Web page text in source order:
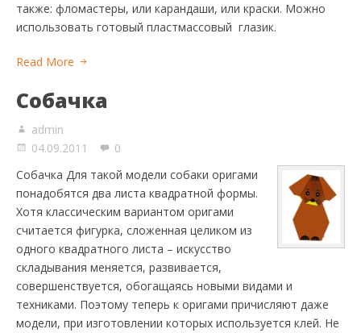
также: фломастеры, или карандаши, или краски. Можно
использовать готовый пластмассовый глазик.
Read More
Собачка
admin
04.09.2011
0
Собачка Для такой модели собаки оригами
понадобятся два листа квадратной формы.
Хотя классическим вариантом оригами
считается фигурка, сложенная целиком из
одного квадратного листа – искусство
складывания меняется, развивается,
совершенствуется, обогащаясь новыми видами и
техниками. Поэтому теперь к оригами причисляют даже
модели, при изготовлении которых используется клей. Не